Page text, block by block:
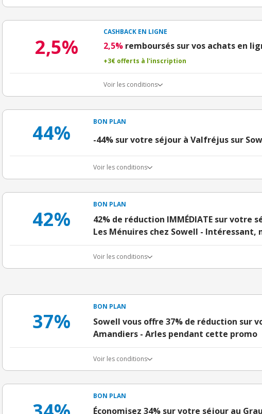
2,5%
CASHBACK EN LIGNE
2,5% remboursés sur vos achats en
+3€ offerts à l'inscription
Voir les conditions
44% BON PLAN
-44% sur votre séjour à Valfréjus sur
Voir les conditions
42%
BON PLAN
42% de réduction IMMÉDIATE sur votre
Les Ménuires chez Sowell - Intéressant,
Voir les conditions
37%
BON PLAN
Sowell vous offre 37% de réduction sur
Amandiers - Arles pendant cette promo
Voir les conditions
BON PLAN
Économisez 34% sur votre séjour au